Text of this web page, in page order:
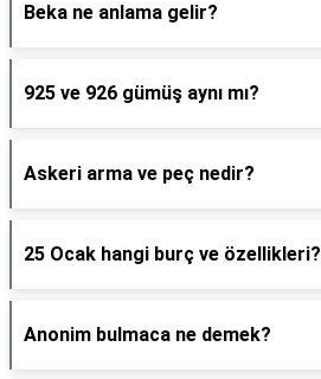
Beka ne anlama gelir?
925 ve 926 gümüş aynı mı?
Askeri arma ve peç nedir?
25 Ocak hangi burç ve özellikleri?
Anonim bulmaca ne demek?